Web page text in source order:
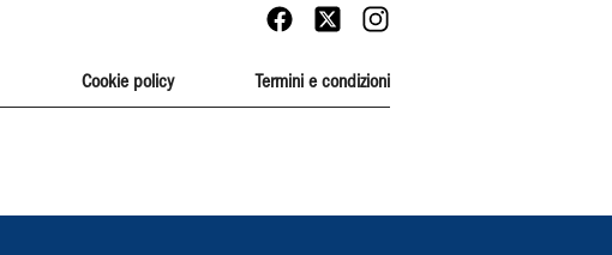
Cookie policy Termini e condizioni